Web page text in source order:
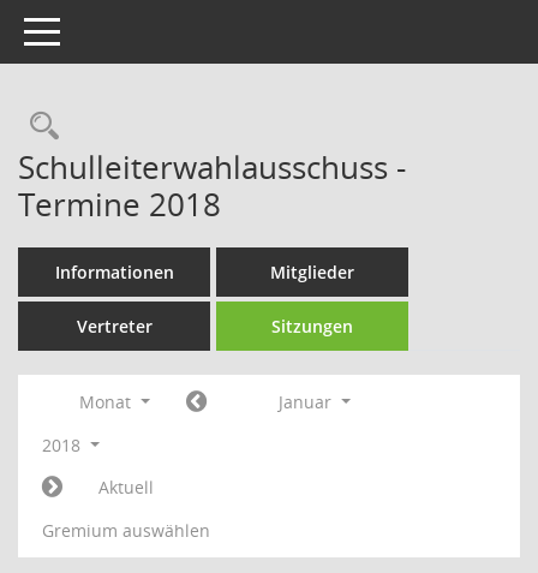
Toggle navigation
Rechercheauswahl
Schulleiterwahlausschuss -
Termine 2018
Informationen Mitglieder
Vertreter Sitzungen
Monat
Januar
2018
Aktuell
Gremium auswählen